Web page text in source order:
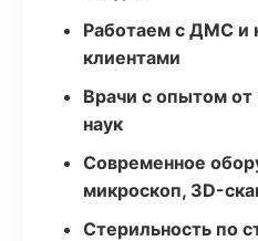
Работаем с ДМС и
клиентами
Врачи с опытом от
наук
Современное
микроскоп, 3D-
Стерильность по